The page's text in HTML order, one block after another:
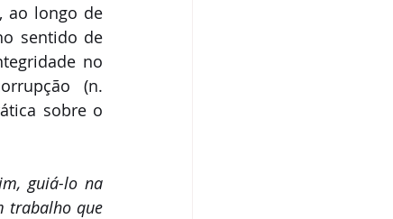
ao longo de
sentido de
no
(n.
sobre o
guiá-lo na
trabalho que